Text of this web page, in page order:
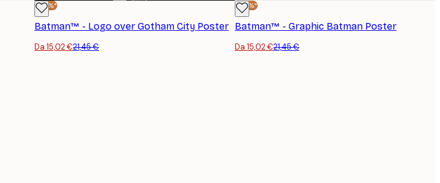
-30%*
Batman™ - Logo over Gotham City Poster
Da 15,02 €21,45 €
-30%*
Batman™ - Graphic Batman Poster
Da 15,02 €21,45 €